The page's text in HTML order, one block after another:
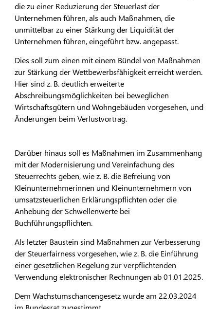
die zu einer Reduzierung der Steuerlast der
Unternehmen führen, als auch Maßnahmen, die
unmittelbar zu einer Stärkung der Liquidität der
Unternehmen führen, eingeführt bzw. angepasst.
Dies soll zum einen mit einem Bündel von Maßnahmen
zur Stärkung der Wettbewerbsfähigkeit erreicht werden.
Hier sind z. B. deutlich erweiterte
Abschreibungsmöglichkeiten bei beweglichen
Wirtschaftsgütern und Wohngebäuden vorgesehen, und
Änderungen beim Verlustvortrag.
Darüber hinaus soll es Maßnahmen im Zusammenhang
mit der Modernisierung und Vereinfachung des
Steuerrechts geben, wie z. B. die Befreiung von
Kleinunternehmerinnen und Kleinunternehmern von
umsatzsteuerlichen Erklärungspflichten oder die
Anhebung der Schwellenwerte bei
Buchführungspflichten.
Als letzter Baustein sind Maßnahmen zur Verbesserung
der Steuerfairness vorgesehen, wie z. B. die Einführung
einer gesetzlichen Regelung zur verpflichtenden
Verwendung elektronischer Rechnungen ab 01.01.2025.
Dem Wachstumschancengesetz wurde am 22.03.2024